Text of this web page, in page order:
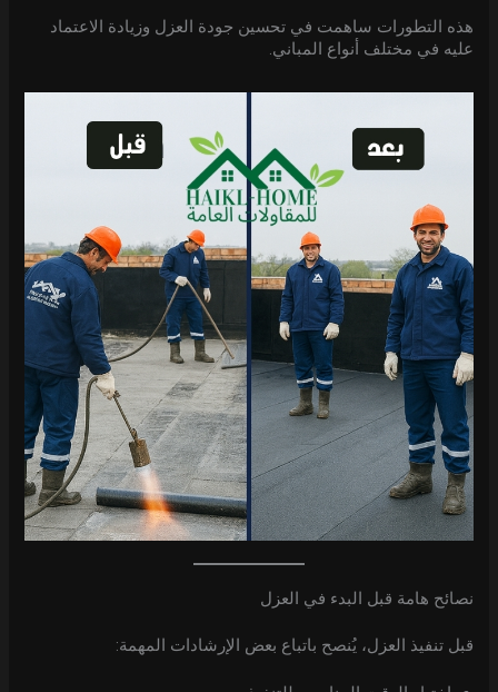
هذه التطورات ساهمت في تحسين جودة العزل وزيادة الاعتماد
عليه في مختلف أنواع المباني.
نصائح هامة قبل البدء في العزل
قبل تنفيذ العزل، يُنصح باتباع بعض الإرشادات المهمة: